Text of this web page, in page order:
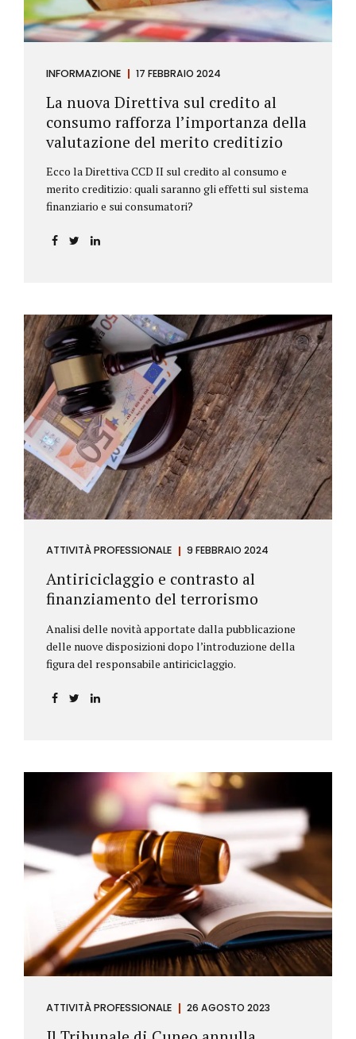
INFORMAZIONE 17 FEBBRAIO 2024
La nuova Direttiva sul credito al
consumo rafforza l’importanza della
valutazione del merito creditizio
Ecco la Direttiva CCD II sul credito al consumo e
merito creditizio: quali saranno gli effetti sul sistema
finanziario e sui consumatori?
ATTIVITÀ PROFESSIONALE 9 FEBBRAIO 2024
Antiriciclaggio e contrasto al
finanziamento del terrorismo
Analisi delle novità apportate dalla pubblicazione
delle nuove disposizioni dopo l’introduzione della
figura del responsabile antiriciclaggio.
ATTIVITÀ PROFESSIONALE 26 AGOSTO 2023